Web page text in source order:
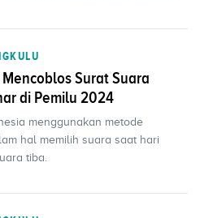
Surat Suara
di Pemilu 2024
menggunakan metode
hal memilih suara saat hari
tiba.